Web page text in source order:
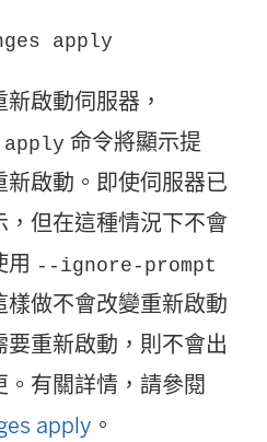
apply
啟動伺服器，
apply 命令將顯示提
啟動。即使伺服器已
但在這種情況下不會
用 --ignore-prompt
做不會改變重新啟動
重新啟動，則不會出
有關詳情，請參閱
apply 。